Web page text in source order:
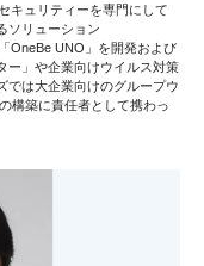
キュリティーを専門にして
ソリューション
OneBe UNO」を開発および
ー」や企業向けウイルス対策
では大企業向けのグループウ
構築に責任者として携わっ